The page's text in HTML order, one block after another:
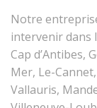
Notre
intervenir dans
Cap d’Antibes,
Mer, Le-
Vallauris,